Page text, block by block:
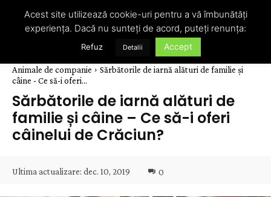
Animale de companie
Sărbătorile de iarnă alături de familie și
câine - Ce să-i oferi...
Sărbătorile de iarnă alături de
familie și câine – Ce să-i oferi
câinelui de Crăciun?
Ultima actualizare: dec. 10, 2019 0
Acest site utilizează cookie-uri pentru a vă îmbunătăți
experiența. Dacă nu sunteți de acord, puteți renunța:
Refuz Detalii Accept